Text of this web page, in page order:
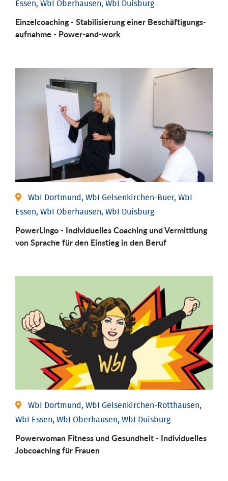
Essen, WbI Oberhausen, WbI Duisburg
Einzel­coaching - Stabili­sierung einer Be­schäftigungs­
aufnahme - Power-and-work
WbI Dortmund, WbI Gelsenkirchen-Buer, WbI
Essen, WbI Oberhausen, WbI Duisburg
PowerLingo - Individuelles Coaching und Vermittlung
von Sprache für den Einstieg in den Beruf
WbI Dortmund, WbI Gelsenkirchen-Rotthausen,
WbI Essen, WbI Oberhausen, WbI Duisburg
Powerwoman Fitness und Gesund­heit - Individu­elles
Job­coaching für Frauen